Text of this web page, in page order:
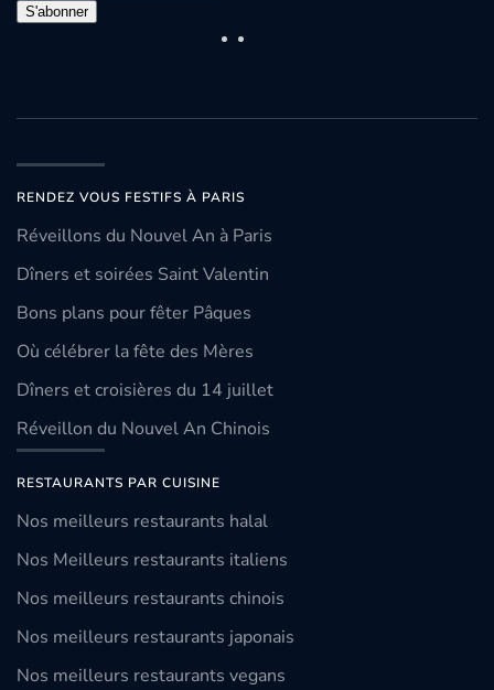
S'abonner
RENDEZ VOUS FESTIFS À PARIS
Réveillons du Nouvel An à Paris
Dîners et soirées Saint Valentin
Bons plans pour fêter Pâques
Où célébrer la fête des Mères
Dîners et croisières du 14 juillet
Réveillon du Nouvel An Chinois
RESTAURANTS PAR CUISINE
Nos meilleurs restaurants halal
Nos Meilleurs restaurants italiens
Nos meilleurs restaurants chinois
Nos meilleurs restaurants japonais
Nos meilleurs restaurants vegans